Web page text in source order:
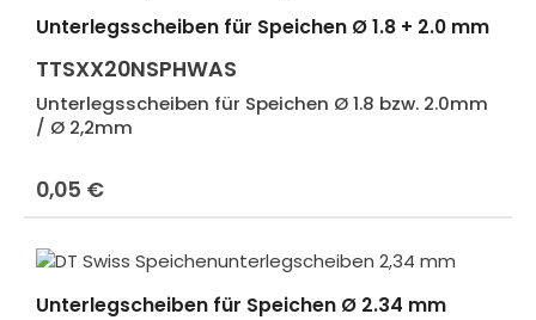
Unterlegsscheiben für Speichen Ø 1.8 + 2.0 mm
TTSXX20NSPHWAS
Unterlegsscheiben für Speichen Ø 1.8 bzw. 2.0mm
/ Ø 2,2mm
Regulärer Preis:
0,05 €
Unterlegscheiben für Speichen Ø 2.34 mm